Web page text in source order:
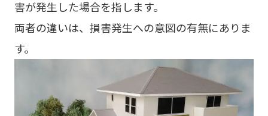
害が発生した場合を指します。
両者の違いは、損害発生への意図の有無にありま
す。